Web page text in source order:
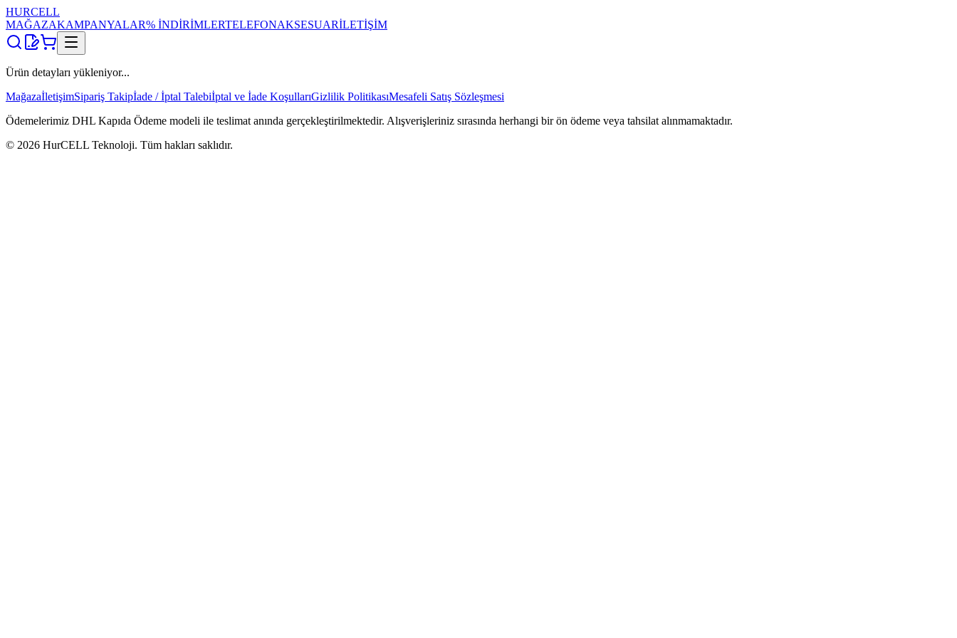
HURCELL
MAĞAZAKAMPANYALAR% İNDİRİMLERTELEFONAKSESUARİLETİŞİM
Ürün detayları yükleniyor...
MağazaİletişimSipariş Takipİade / İptal Talebiİptal ve İade KoşullarıGizlilik PolitikasıMesafeli Satış Sözleşmesi
Ödemelerimiz DHL Kapıda Ödeme modeli ile teslimat anında gerçekleştirilmektedir. Alışverişleriniz sırasında herhangi bir ön ödeme veya tahsilat alınmamaktadır.
© 2026 HurCELL Teknoloji. Tüm hakları saklıdır.